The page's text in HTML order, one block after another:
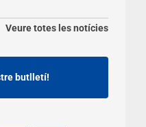
Veure totes les notícies
butlletí!